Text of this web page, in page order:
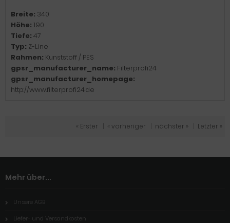
Breite: 340
Höhe: 190
Tiefe: 47
Typ: Z-Line
Rahmen: Kunststoff / PES
gpsr_manufacturer_name: Filterprofi24
gpsr_manufacturer_homepage:
http://www.filterprofi24.de
« Erster « vorheriger nächster » Letzter »
Mehr über...
Unsere AGB
Liefer- und Versandkosten